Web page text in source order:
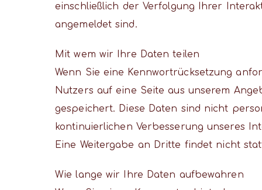
einschließlich der Verfolgung Ihrer
angemeldet sind.
Mit wem wir Ihre Daten teilen
Wenn Sie eine Kennwortrücksetzung
Nutzers auf eine Seite aus unserem
gespeichert. Diese Daten sind nicht
kontinuierlichen Verbesserung unseres
Eine Weitergabe an Dritte findet nicht
Wie lange wir Ihre Daten aufbewahren